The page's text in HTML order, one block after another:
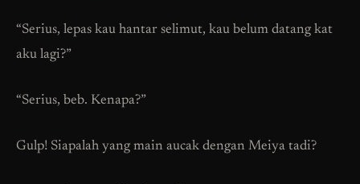
“Serius, lepas kau hantar selimut, kau belum datang kat
aku lagi?”
“Serius, beb. Kenapa?”
Gulp! Siapalah yang main aucak dengan Meiya tadi?